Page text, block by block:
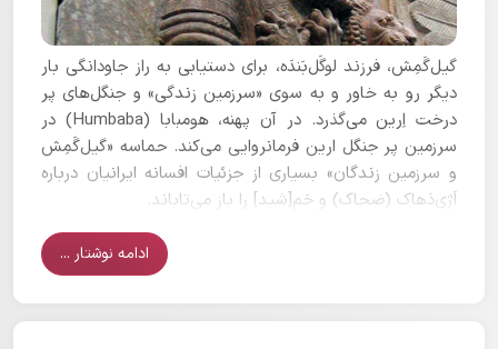
گیل‌گَمِش، فرزند لوگَل‌بَندَه، برای دستیابی به راز جاودانگی بار
دیگر رو به خاور و به سوی «سرزمین زندگی» و جنگل‌های پر
درخت اِرین می‌گذرد. در آن پهنه، هومبابا (Humbaba) در
سرزمین پر جنگل ارین فرمانروایی می‌کند. حماسه «گیل‌گَمِش
و سرزمین زندگان» بسیاری از جزئیات افسانه ایرانیان درباره
اَژی‌دَهاک (ضحاک) و جَم[شید] را باز می‌تاباند.
ادامه نوشتار ...